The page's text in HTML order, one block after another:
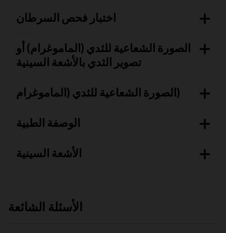
اختبار فحص السرطان
الصورة الشعاعية للثدي (الماموغرام) أو
تصوير الثدي بالأشعة السينية
الصورة الشعاعية للثدي (الماموغرام)
الوصفة الطبية
الأشعة السينية
الأسئلة الشائعة